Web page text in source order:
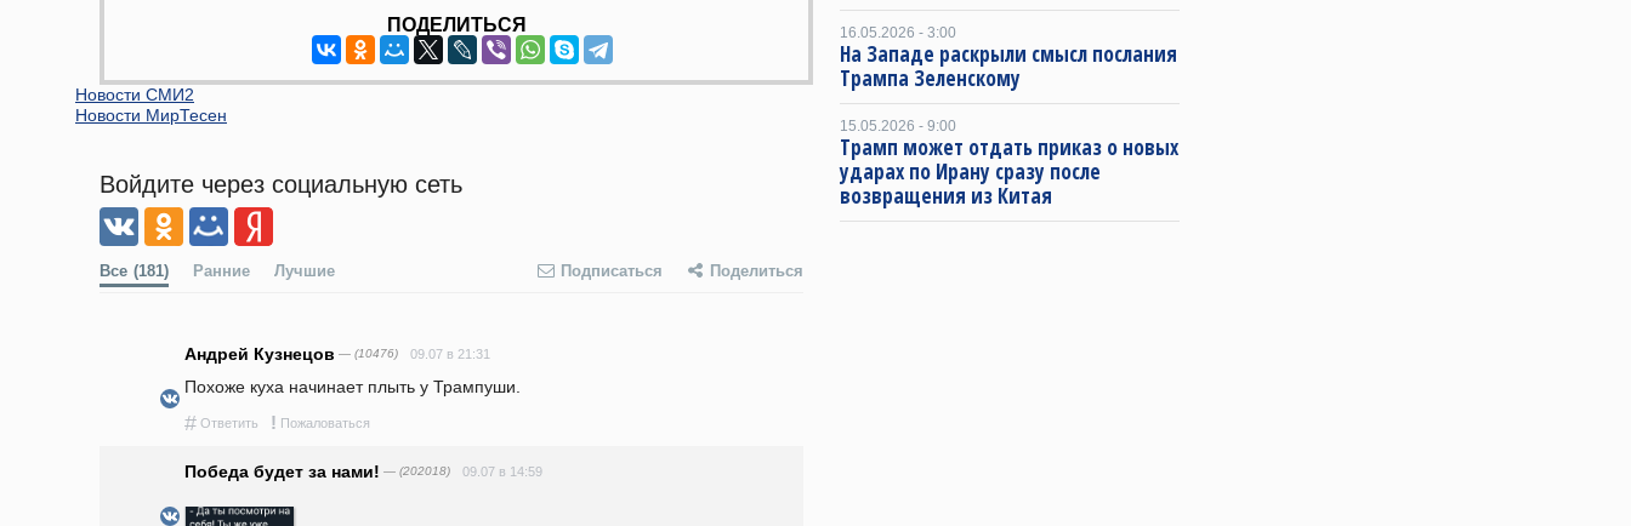
ПОДЕЛИТЬСЯ
Новости СМИ2
Новости МирТесен
Войдите через социальную сеть
Все (181) Ранние Лучшие Подписаться Поделиться
Андрей Кузнецов — (10476) 09.07 в 21:31
Похоже куха начинает плыть у Трампуши.
# Ответить ! Пожаловаться
Победа будет за нами! — (202018) 09.07 в 14:59
16.05.2026 - 3:00
На Западе раскрыли смысл послания
Трампа Зеленскому
15.05.2026 - 9:00
Трамп может отдать приказ о новых
ударах по Ирану сразу после
возвращения из Китая